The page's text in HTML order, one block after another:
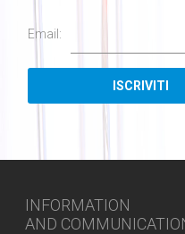
Email:
INFORMATION
AND